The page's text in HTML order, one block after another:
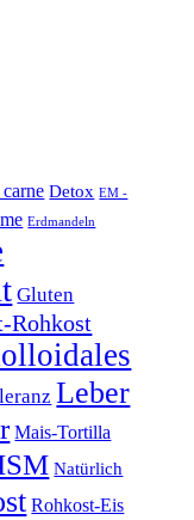
Detox EM -
Erdmandeln
Gluten
Rohkost
Leber
Mais-Tortilla
Natürlich
Rohkost-Eis